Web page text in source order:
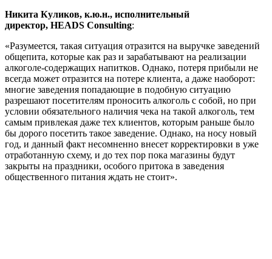
Никита Куликов, к.ю.н., исполнительный
директор, HEADS Consulting:
«Разумеется, такая ситуация отразится на выручке заведений
общепита, которые как раз и зарабатывают на реализации
алкоголе-содержащих напитков. Однако, потеря прибыли не
всегда может отразится на потере клиента, а даже наоборот:
многие заведения попадающие в подобную ситуацию
разрешают посетителям проносить алкоголь с собой, но при
условии обязательного наличия чека на такой алкоголь, тем
самым привлекая даже тех клиентов, которым раньше было
бы дорого посетить такое заведение. Однако, на носу новый
год, и данный факт несомненно внесет корректировки в уже
отработанную схему, и до тех пор пока магазины будут
закрыты на праздники, особого притока в заведения
общественного питания ждать не стоит».